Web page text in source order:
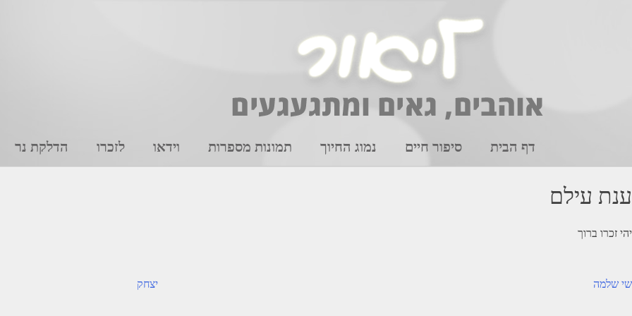
דף הבית סיפור חיים נמוג החיוך תמונות מספרות וידאו לזכרו הדלקת נר
ענת עילם
יהי זכרו ברוך
ניווט יצחק שי שלמה